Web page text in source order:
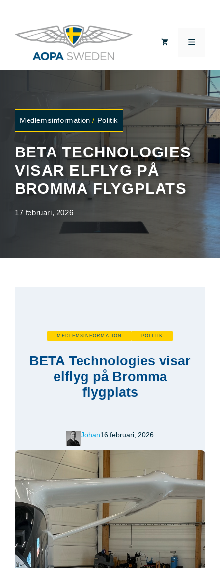
Medlemsinformation / Politik
BETA TECHNOLOGIES
VISAR ELFLYG PÅ
BROMMA FLYGPLATS
17 februari, 2026
MEDLEMSINFORMATION POLITIK
BETA Technologies visar
elflyg på Bromma
flygplats
Johan16 februari, 2026